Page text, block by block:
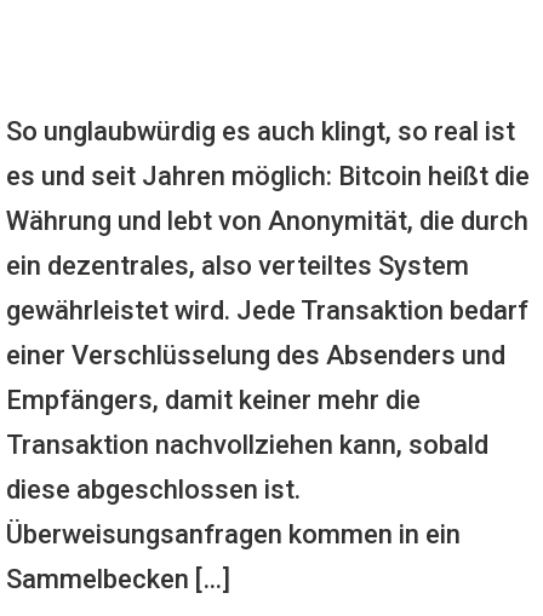
So unglaubwürdig es auch klingt, so real ist
es und seit Jahren möglich: Bitcoin heißt die
Währung und lebt von Anonymität, die durch
ein dezentrales, also verteiltes System
gewährleistet wird. Jede Transaktion bedarf
einer Verschlüsselung des Absenders und
Empfängers, damit keiner mehr die
Transaktion nachvollziehen kann, sobald
diese abgeschlossen ist.
Überweisungsanfragen kommen in ein
Sammelbecken […]